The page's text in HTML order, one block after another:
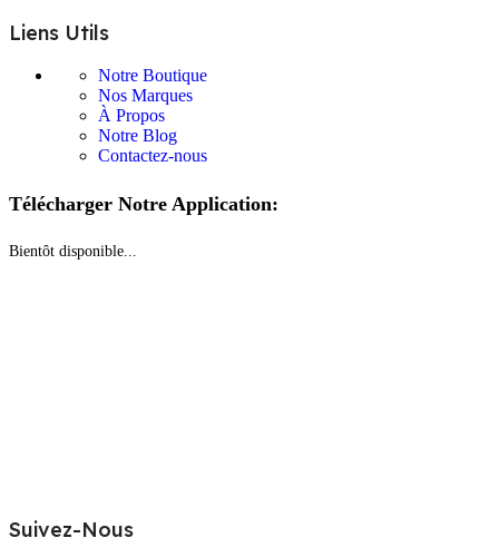
Liens Utils
Notre Boutique
Nos Marques
À Propos
Notre Blog
Contactez-nous
Télécharger Notre Application:
Bientôt disponible...
Suivez-Nous